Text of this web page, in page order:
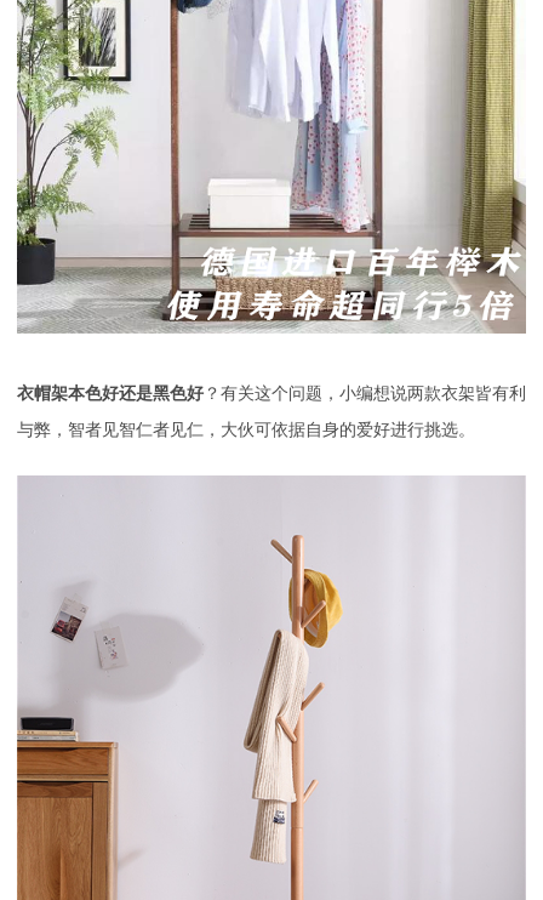
衣帽架本色好还是黑色好 ？有关这个问题，小编想说两款衣架皆有利
与弊，智者见智仁者见仁，大伙可依据自身的爱好进行挑选。